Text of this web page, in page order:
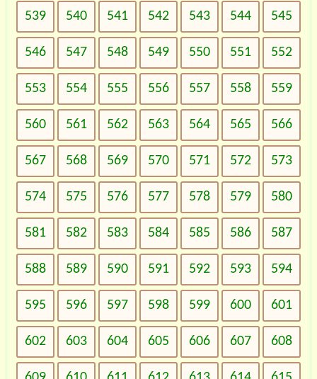
539 540 541 542 543 544 545
546 547 548 549 550 551 552
553 554 555 556 557 558 559
560 561 562 563 564 565 566
567 568 569 570 571 572 573
574 575 576 577 578 579 580
581 582 583 584 585 586 587
588 589 590 591 592 593 594
595 596 597 598 599 600 601
602 603 604 605 606 607 608